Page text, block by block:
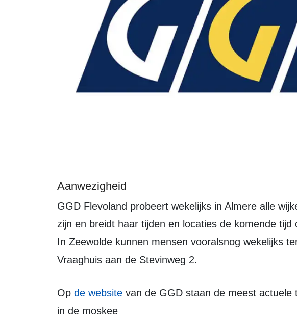
Aanwezigheid
GGD Flevoland probeert wekelijks in Almere alle wijken een dagdeel aanwezig te
zijn en breidt haar tijden en locaties de komende tijd
In Zeewolde kunnen mensen vooralsnog wekelijks
Vraaghuis aan de Stevinweg 2.
Op de website van de GGD staan de meest actuele
in de moskee